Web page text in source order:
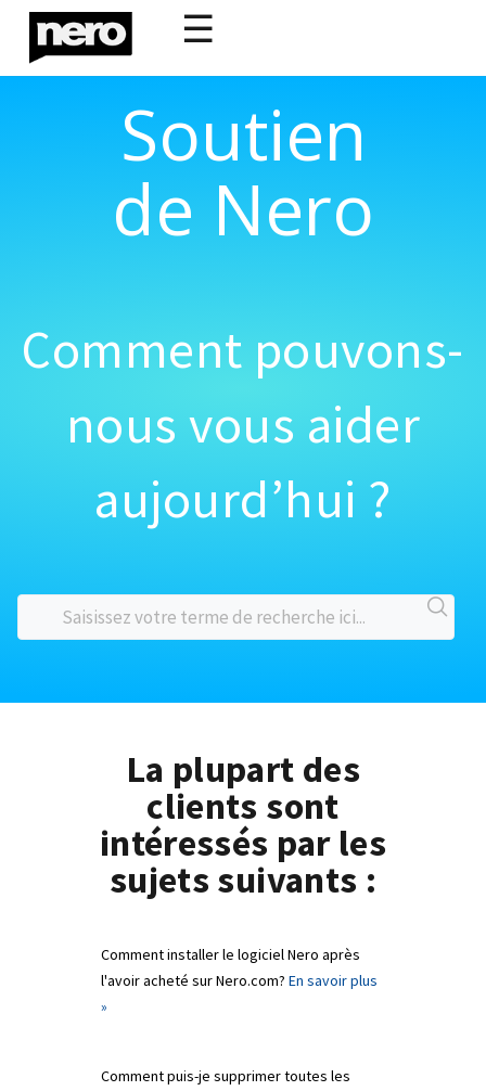
☰
Soutien
de Nero
Comment pouvons-
nous vous aider
aujourd’hui ?
La plupart des
clients sont
intéressés par les
sujets suivants :
Comment installer le logiciel Nero après
l'avoir acheté sur Nero.com? En savoir plus
»
Comment puis-je supprimer toutes les